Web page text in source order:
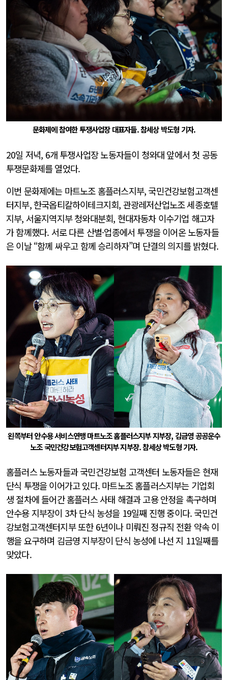
문화제에 참여한 투쟁사업장 대표자들. 참세상 박도형 기자.
20일 저녁, 6개 투쟁사업장 노동자들이 청와대 앞에서 첫 공동
투쟁문화제를 열었다.
이번 문화제에는 마트노조 홈플러스지부, 국민건강보험고객센
터지부, 한국옵티칼하이테크지회, 관광레저산업노조 세종호텔
지부, 서울지역지부 청와대분회, 현대자동차 이수기업 해고자
가 함께했다. 서로 다른 산별·업종에서 투쟁을 이어온 노동자들
은 이날 “함께 싸우고 함께 승리하자”며 단결의 의지를 밝혔다.
왼쪽부터 안수용 서비스연맹 마트노조 홈플러스지부 지부장, 김금영 공공운수
노조 국민건강보험고객센터지부 지부장. 참세상 박도형 기자.
홈플러스 노동자들과 국민건강보험 고객센터 노동자들은 현재
단식 투쟁을 이어가고 있다. 마트노조 홈플러스지부는 기업회
생 절차에 들어간 홈플러스 사태 해결과 고용 안정을 촉구하며
안수용 지부장이 3차 단식 농성을 19일째 진행 중이다. 국민건
강보험고객센터지부 또한 6년이나 미뤄진 정규직 전환 약속 이
행을 요구하며 김금영 지부장이 단식 농성에 나선 지 11일째를
맞았다.